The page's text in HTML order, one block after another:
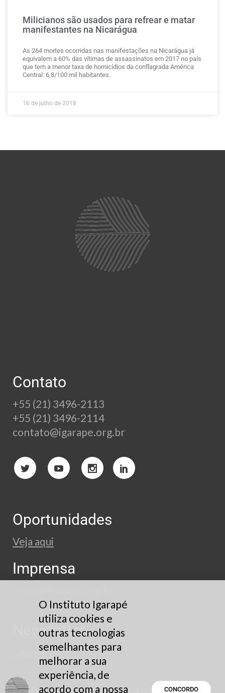
Milicianos são usados para refrear e matar
manifestantes na Nicarágua
As 264 mortes ocorridas nas manifestações na Nicarágua já
equivalem a 60% das vítimas de assassinatos em 2017 no país
que tem a menor taxa de homicídios da conflagrada América
Central: 6,8/100 mil habitantes.
16 de julho de 2018
Contato
+55 (21) 3496-2113
+55 (21) 3496-2114
contato@igarape.org.br
Oportunidades
Veja aqui
Imprensa
Newsletter
Cadastre-se
O Instituto Igarapé
utiliza cookies e
outras tecnologias
semelhantes para
melhorar a sua
experiência, de
acordo com a nossa
CONCORDO